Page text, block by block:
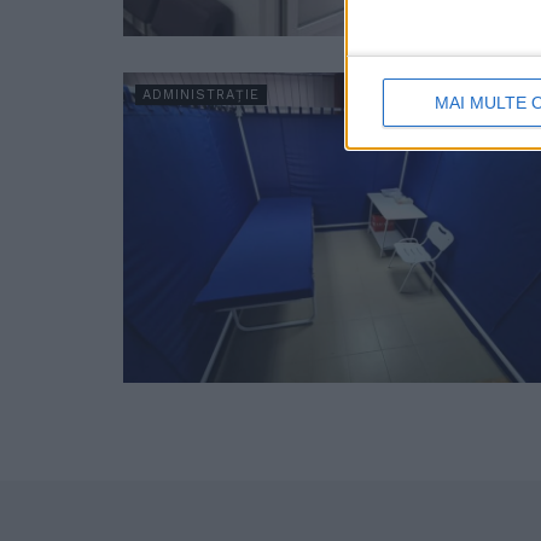
MAI MULTE
ADMINISTRAȚIE